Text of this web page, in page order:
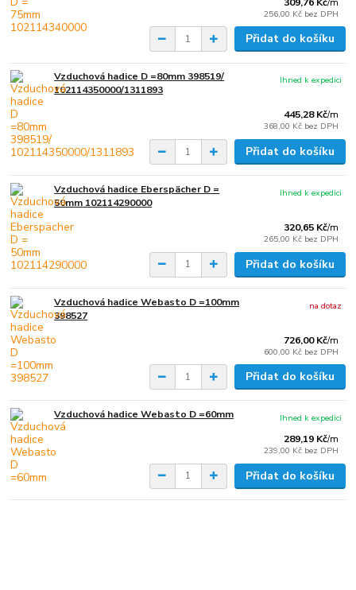
/m
256,00 Kč bez DPH
Přidat do košíku
Vzduchová hadice D =80mm 398519/
102114350000/1311893
445,28 Kč/m
368,00 Kč bez DPH
Ihned k expedici
Přidat do košíku
Vzduchová hadice Eberspächer D =
50mm 102114290000
320,65 Kč/m
265,00 Kč bez DPH
Ihned k expedici
Přidat do košíku
Vzduchová hadice Webasto D =100mm
398527
726,00 Kč/m
600,00 Kč bez DPH
na dotaz
Přidat do košíku
Vzduchová hadice Webasto D =60mm
289,19 Kč/m
239,00 Kč bez DPH
Ihned k expedici
Přidat do košíku